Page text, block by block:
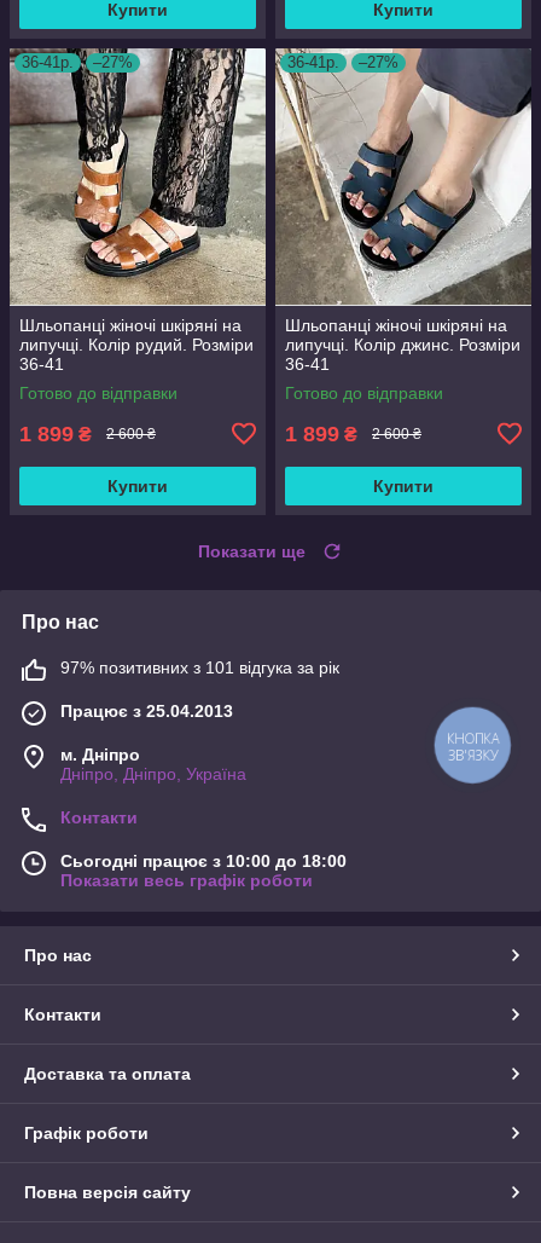
Купити Купити
36-41р. –27%
Шльопанці жіночі шкіряні на
липучці. Колір рудий. Розміри
36-41
Готово до відправки
1 899 ₴ 2 600 ₴
Купити
36-41р. –27%
Шльопанці жіночі шкіряні на
липучці. Колір джинс. Розміри
36-41
Готово до відправки
1 899 ₴ 2 600 ₴
Купити
Показати ще
Про нас
97% позитивних з 101 відгука за рік
Працює з 25.04.2013
м. Дніпро
Дніпро, Дніпро, Україна
Контакти
Сьогодні працює з 10:00 до 18:00
Показати весь графік роботи
Про нас
Контакти
Доставка та оплата
Графік роботи
Повна версія сайту
КНОПКА
ЗВ'ЯЗКУ